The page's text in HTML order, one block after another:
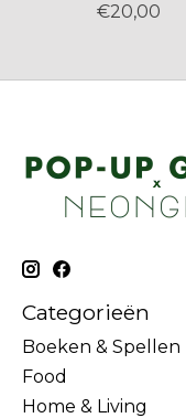
€20,00
Categorieën
Boeken & Spellen
Food
Home & Living